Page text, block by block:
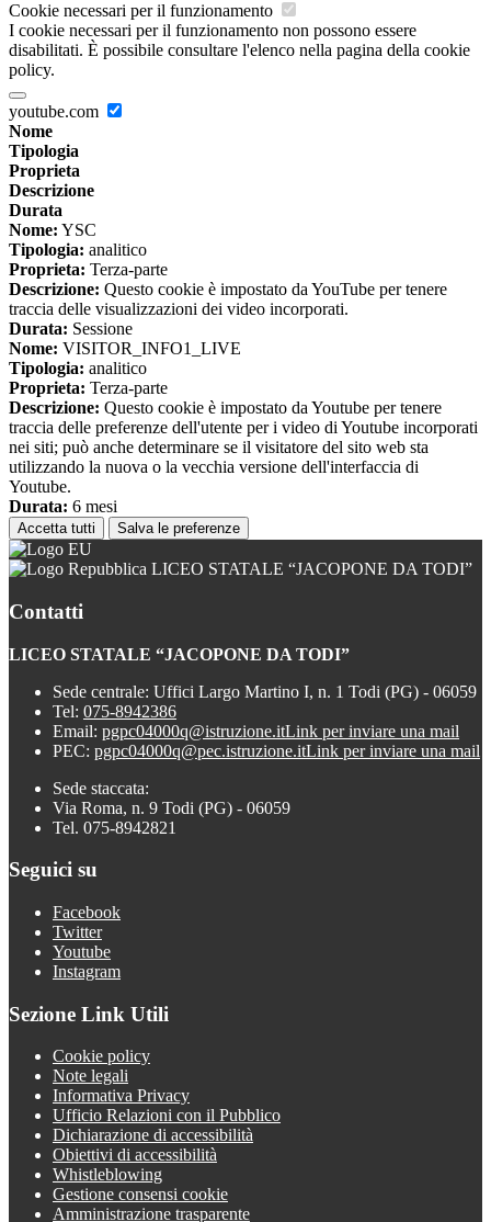
Cookie necessari per il funzionamento
I cookie necessari per il funzionamento non possono essere
disabilitati. È possibile consultare l'elenco nella pagina della cookie
policy.
youtube.com
Nome
Tipologia
Proprieta
Descrizione
Durata
Nome: YSC
Tipologia: analitico
Proprieta: Terza-parte
Descrizione: Questo cookie è impostato da YouTube per tenere
traccia delle visualizzazioni dei video incorporati.
Durata: Sessione
Nome: VISITOR_INFO1_LIVE
Tipologia: analitico
Proprieta: Terza-parte
Descrizione: Questo cookie è impostato da Youtube per tenere
traccia delle preferenze dell'utente per i video di Youtube incorporati
nei siti; può anche determinare se il visitatore del sito web sta
utilizzando la nuova o la vecchia versione dell'interfaccia di
Youtube.
Durata: 6 mesi
Accetta tutti Salva le preferenze
LICEO STATALE “JACOPONE DA TODI”
Contatti
LICEO STATALE “JACOPONE DA TODI”
Sede centrale: Uffici Largo Martino I, n. 1 Todi (PG) - 06059
Tel: 075-8942386
Email: pgpc04000q@istruzione.itLink per inviare una mail
PEC: pgpc04000q@pec.istruzione.itLink per inviare una mail
Sede staccata:
Via Roma, n. 9 Todi (PG) - 06059
Tel. 075-8942821
Seguici su
Facebook
Twitter
Youtube
Instagram
Sezione Link Utili
Cookie policy
Note legali
Informativa Privacy
Ufficio Relazioni con il Pubblico
Dichiarazione di accessibilità
Obiettivi di accessibilità
Whistleblowing
Gestione consensi cookie
Amministrazione trasparente